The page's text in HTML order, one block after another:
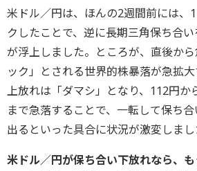
米ドル／円は、ほんの2週間前には、
クしたことで、逆に長期三角保ち合
が浮上しました。ところが、直後か
ック」とされる世界的株暴落が急拡
上放れは「ダマシ」となり、112円か
まで急落することで、一転して保ち
出るといった具合に状況が激変しまし
米ドル／円が保ち合い下放れなら、